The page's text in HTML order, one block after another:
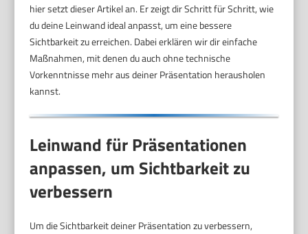
hier setzt dieser Artikel an. Er zeigt dir Schritt für Schritt, wie
du deine Leinwand ideal anpasst, um eine bessere
Sichtbarkeit zu erreichen. Dabei erklären wir dir einfache
Maßnahmen, mit denen du auch ohne technische
Vorkenntnisse mehr aus deiner Präsentation herausholen
kannst.
Leinwand für Präsentationen
anpassen, um Sichtbarkeit zu
verbessern
Um die Sichtbarkeit deiner Präsentation zu verbessern,